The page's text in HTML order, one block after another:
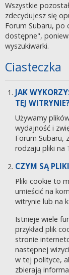
Wszystkie
zdecydujesz się
Forum Subaru, po
dostępne",
wyszukiwarki.
Ciasteczka
JAK
TEJ WITRYNIE?
Używamy
wydajność i
Forum Subaru,
rodzaju pliki na
CZYM SĄ
Pliki cookie to
umieścić na
witrynie lub na
Istnieje wiele
przykład plik
stronie
następnej
w tej polityce,
zbierają